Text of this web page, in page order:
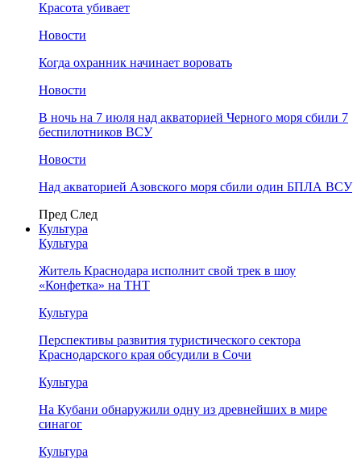
Красота убивает
Новости
Когда охранник начинает воровать
Новости
В ночь на 7 июля над акваторией Черного моря сбили 7
беспилотников ВСУ
Новости
Над акваторией Азовского моря сбили один БПЛА ВСУ
Пред След
Культура
Культура
Житель Краснодара исполнит свой трек в шоу
«Конфетка» на ТНТ
Культура
Перспективы развития туристического сектора
Краснодарского края обсудили в Сочи
Культура
На Кубани обнаружили одну из древнейших в мире
синагог
Культура